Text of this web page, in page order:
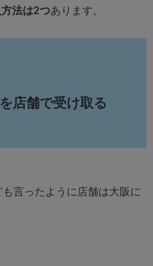
法は2つあります。
店舗で受け取る
言ったように店舗は大阪に